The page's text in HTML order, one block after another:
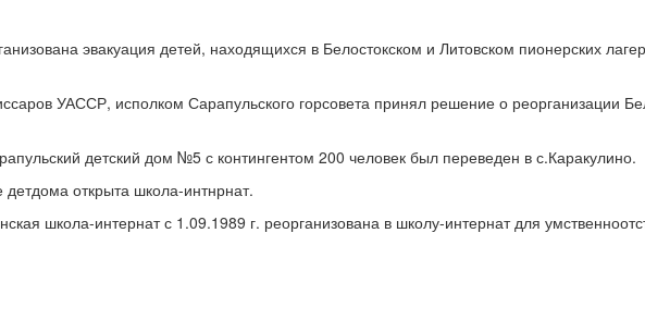
эвакуация детей, находящихся в Белостокском и Литовском пионерских
УАССР, исполком Сарапульского горсовета принял решение о реорганизации
детский дом №5 с контингентом 200 человек был переведен в с.Каракулино.
открыта школа-интнрнат.
школа-интернат с 1.09.1989 г. реорганизована в школу-интернат для